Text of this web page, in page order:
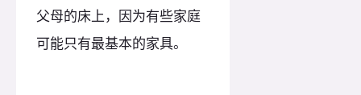
父母的床上，因为有些家庭
可能只有最基本的家具。